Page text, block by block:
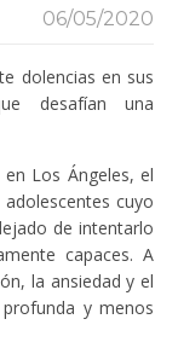
06/05/2020
dolencias en sus
desafían una
Los Ángeles, el
cuyo
de intentarlo
capaces. A
la ansiedad y el
y menos